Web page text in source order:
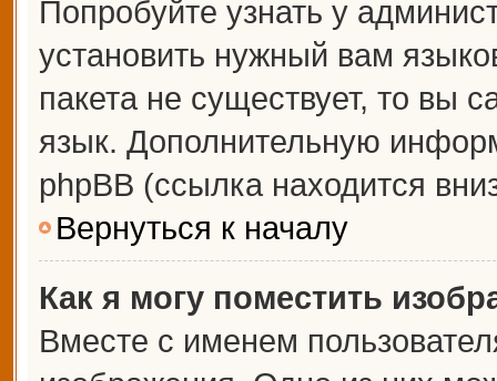
Попробуйте узнать у
установить нужный вам
пакета не существует, то вы
язык. Дополнительную
phpBB (ссылка находится
Вернуться к началу
Как я могу поместить
Вместе с именем